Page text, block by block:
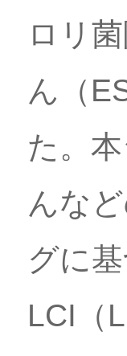
ロリ
ん（
た。
んな
グに
LCI（